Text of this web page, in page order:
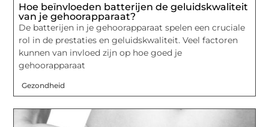
Hoe beïnvloeden batterijen de geluidskwaliteit
van je gehoorapparaat?
De batterijen in je gehoorapparaat spelen een cruciale
rol in de prestaties en geluidskwaliteit. Veel factoren
kunnen van invloed zijn op hoe goed je
gehoorapparaat
Gezondheid